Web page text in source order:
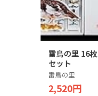
雷鳥の里 16
セット
雷鳥の里
2,520円